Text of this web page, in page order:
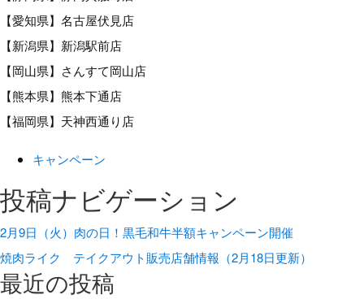
【愛知県】名古屋伏見店
【新潟県】新潟駅前店
【岡山県】さんすて岡山店
【熊本県】熊本下通店
【福岡県】天神西通り店
キャンペーン
投稿ナビゲーション
2月9日（火）肉の日！黒毛和牛半額キャンペーン開催
焼肉ライク テイクアウト販売店舗情報（2月18日更新）
最近の投稿